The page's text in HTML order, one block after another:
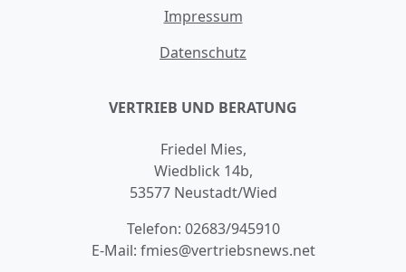
Impressum
Datenschutz
VERTRIEB UND BERATUNG
Friedel Mies,
Wiedblick 14b,
53577 Neustadt/Wied
Telefon: 02683/945910
E-Mail: fmies@vertriebsnews.net